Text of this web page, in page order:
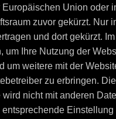
Union oder
zuvor gekürzt.
und dort gekürzt.
um Ihre Nutzung der
um weitere mit der
zu erbringen.
nicht mit anderen